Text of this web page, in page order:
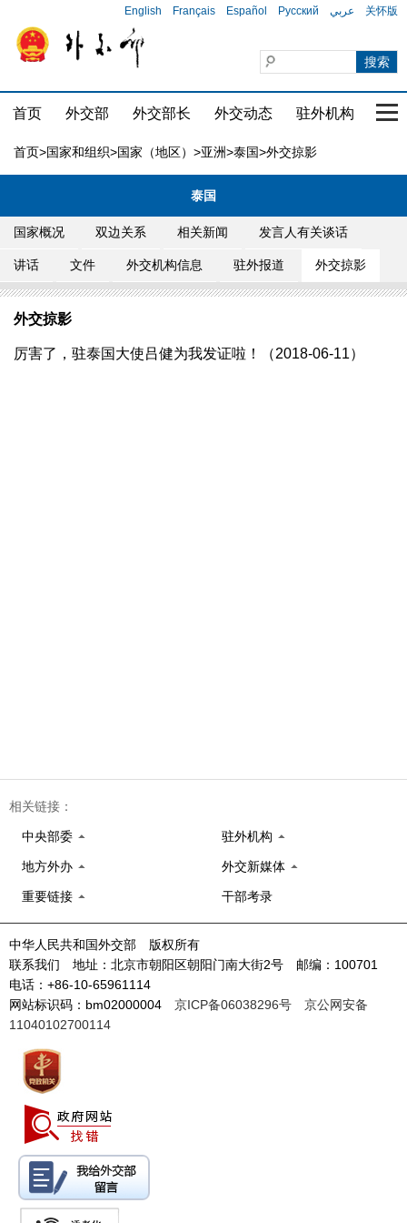
English Français Español Русский عربي 关怀版
首页 外交部 外交部长 外交动态 驻外机构 国
首页>国家和组织>国家（地区） >亚洲>泰国>外交掠影
泰国
国家概况 双边关系 相关新闻 发言人有关谈话
讲话 文件 外交机构信息 驻外报道 外交掠影
外交掠影
厉害了，驻泰国大使吕健为我发证啦！（2018-06-11）
相关链接：
中央部委 驻外机构
地方外办 外交新媒体
重要链接 干部考录
中华人民共和国外交部 版权所有
联系我们 地址：北京市朝阳区朝阳门南大街2号 邮编：100701
电话：+86-10-65961114
网站标识码：bm02000004 京ICP备06038296号
京公网安备
11040102700114